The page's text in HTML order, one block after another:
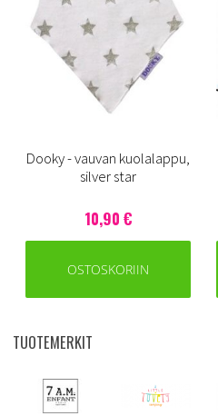
Dooky - vauvan kuolalappu,
silver star
10,90 €
OSTOSKORIIN
TUOTEMERKIT